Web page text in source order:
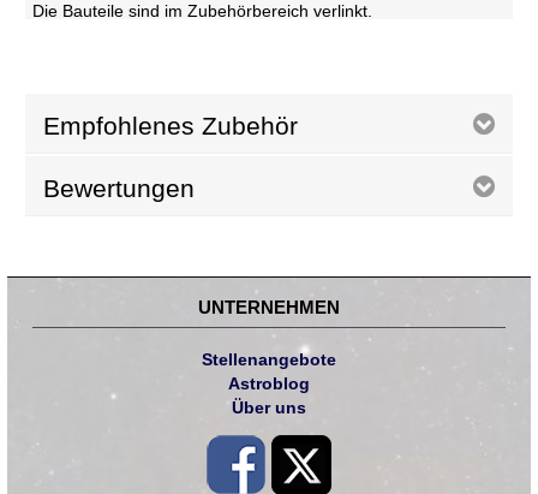
Die Bauteile sind im Zubehörbereich verlinkt.
Empfohlenes Zubehör
Bewertungen
UNTERNEHMEN
Stellenangebote
Astroblog
Über uns